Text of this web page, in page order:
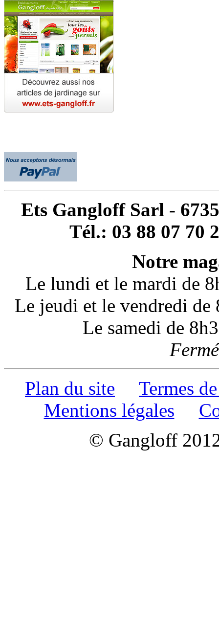
Ets Gangloff Sarl -
Tél.: 03 88 07 70
Notre
Le lundi et le mardi de
Le jeudi et le vendredi de
Le samedi de
Plan du site
Termes
Mentions légales
© Gangloff